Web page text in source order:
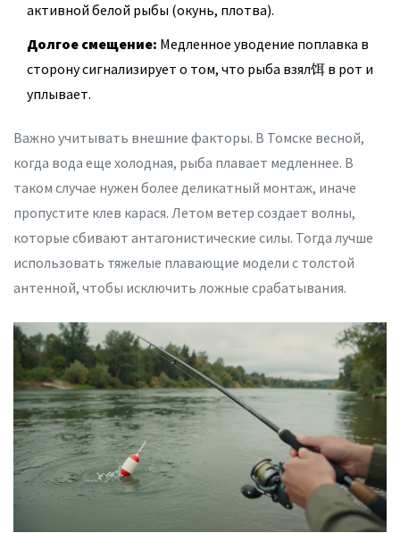
активной белой рыбы (окунь, плотва).
Долгое смещение: Медленное уводение поплавка в
сторону сигнализирует о том, что рыба взял饵 в рот и
уплывает.
Важно учитывать внешние факторы. В Томске весной,
когда вода еще холодная, рыба плавает медленнее. В
таком случае нужен более деликатный монтаж, иначе
пропустите клев карася. Летом ветер создает волны,
которые сбивают антагонистические силы. Тогда лучше
использовать тяжелые плавающие модели с толстой
антенной, чтобы исключить ложные срабатывания.